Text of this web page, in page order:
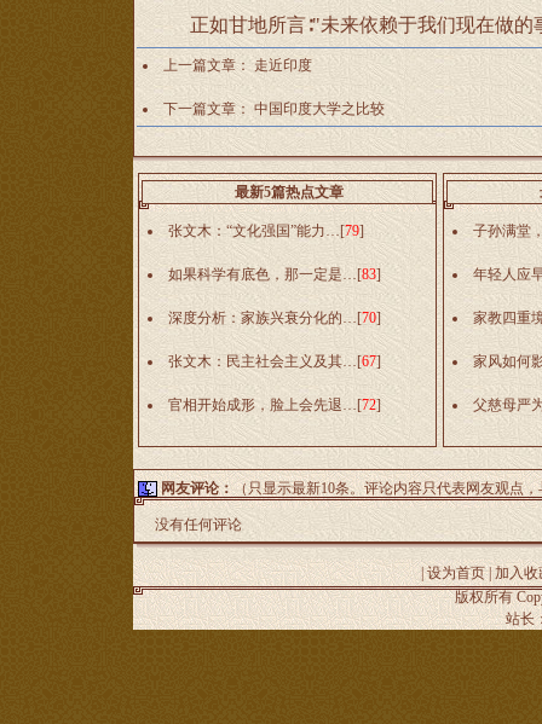
正如甘地所言∶"未来依赖于我们现在做的
上一篇文章：走近印度
下一篇文章： 中国印度大学之比较
最新5篇热点文章
张文木：“文化强国”能力… [79]
如果科学有底色，那一定是… [83]
深度分析：家族兴衰分化的… [70]
张文木：民主社会主义及其… [67]
官相开始成形，脸上会先退… [72]
子孙满堂
年轻人应
家教四重
家风如何
父慈母严
网友评论：（只显示最新10条。评论内容只代表网友观点
没有任何评论
|设为首页|加入收
版权所有
站长：